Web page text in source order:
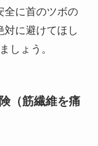
全に首のツボの
に避けてほし
しょう。
（筋繊維を痛